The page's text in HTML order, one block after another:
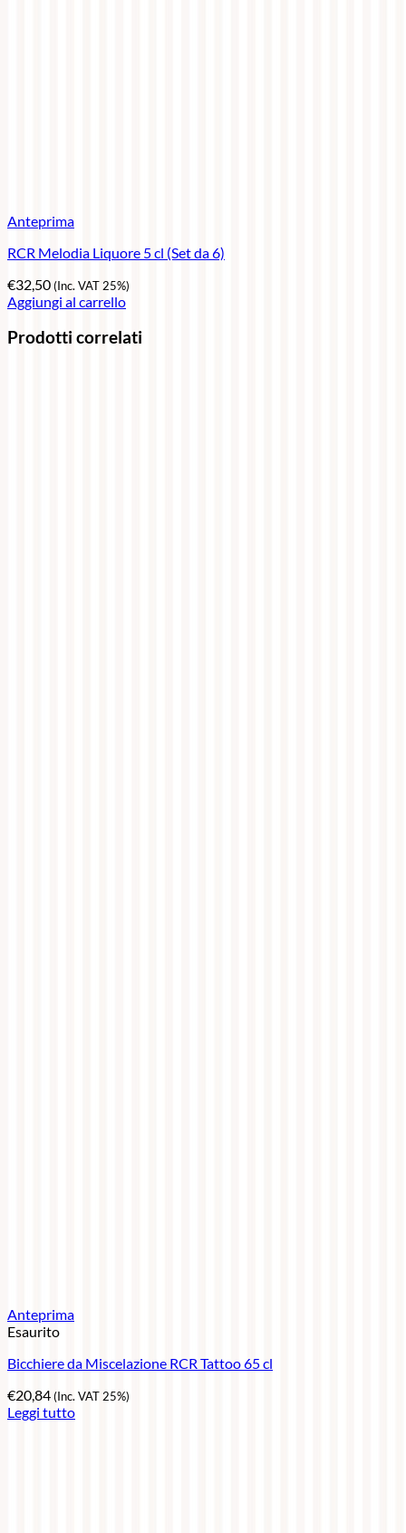
Anteprima
RCR Melodia Liquore 5 cl (Set da 6)
€32,50(Inc. VAT 25%)
Aggiungi al carrello
Prodotti correlati
Anteprima
Esaurito
Bicchiere da Miscelazione RCR Tattoo 65 cl
€20,84(Inc. VAT 25%)
Leggi tutto